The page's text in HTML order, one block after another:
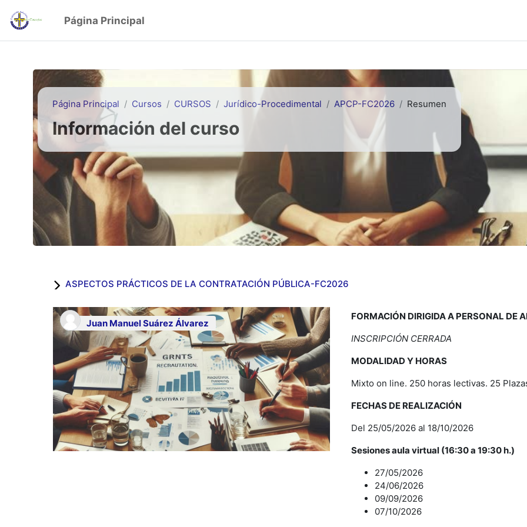
Página Principal
Página Principal Cursos CURSOS Jurídico-Procedimental APCP-FC2026 Resumen
Información del curso
ASPECTOS PRÁCTICOS DE LA CONTRATACIÓN PÚBLICA-FC2026
Juan Manuel Suárez Álvarez
FORMACIÓN DIRIGIDA A PERSONAL DE
INSCRIPCIÓN CERRADA
MODALIDAD Y HORAS
Mixto on line. 250 horas lectivas. 25
FECHAS DE REALIZACIÓN
Del 25/05/2026 al 18/10/2026
Sesiones aula virtual (16:30 a 19:30 h.)
27/05/2026
24/06/2026
09/09/2026
07/10/2026